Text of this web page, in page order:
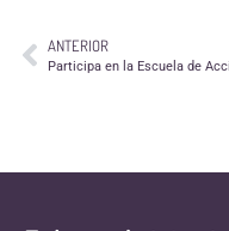
ANTERIOR